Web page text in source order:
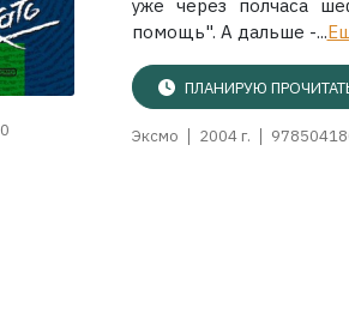
0
уже через полчаса
помощь". А дальше -...
ПЛАНИРУЮ
Эксмо 2004 г.